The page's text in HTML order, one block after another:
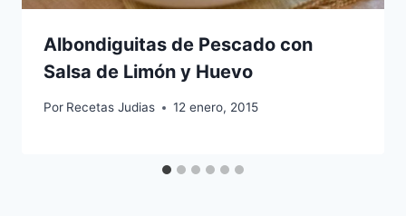
Albondiguitas de Pescado con
Salsa de Limón y Huevo
Por Recetas Judias 12 enero, 2015